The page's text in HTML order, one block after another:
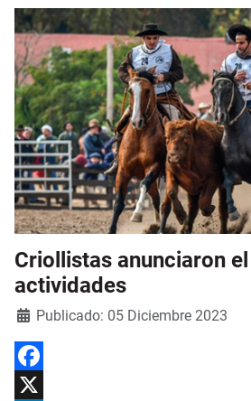
Criollistas anunciaron
actividades
Detalles
Publicado: 05 Diciembre 2023
Facebook